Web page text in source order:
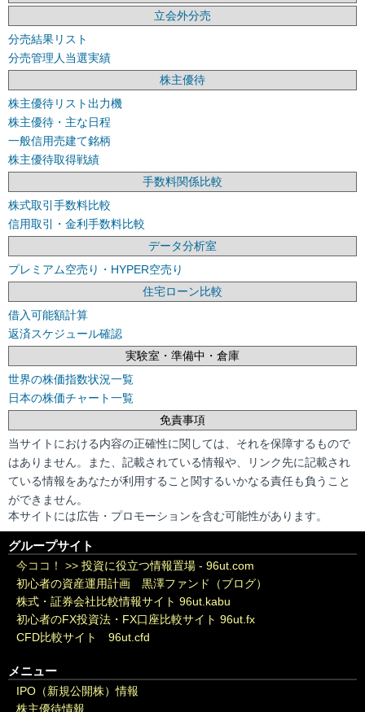
立会外分売
分売結果リスト
分売管理人当選実績
株主優待
株主優待リスト出力機
株主優待・主な日程
一般信用売建て銘柄
株主優待取得戦績
手数料関係比較
株式取引手数料比較
信用取引・金利手数料比較
データ分析室
プレミアム空売り・HYPER空売り
住宅ローン比較
借入可能額計算
返済スケジュール確認
実験室・準備中・倉庫
世界の株価指数状況一覧
日本の株価チャート一覧
免責事項
当サイトにおける内容の正確性に関しては、それを保障するもので
はありません。また、記載されている情報や、リンク先に記載され
ている情報をあなたが利用すること関するいかなる責任も負うこと
ができません。
本サイトには広告・プロモーションを含む可能性があります。
グループサイト
今ココ！ >> 投資に役立つ情報置場 - 96ut.com
初心者の資産運用計画 黒澤ファンド（ブログ）
株式・証券会社比較情報サイト 96ut.kabu
初心者のFX投資法・FX口座比較サイト 96ut.fx
CFD比較サイト 96ut.cfd
メニュー
IPO（新規公開株）情報
株主優待情報